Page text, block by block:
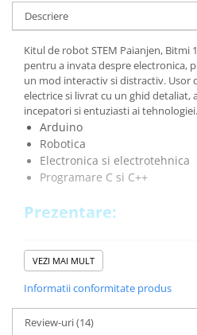
Lanterne de Cap
Lanterne de Mana
Lampi Solare
Proiectoare LED
Aeroterme
Auto
Roboti de Pornire Auto
Microscoape Biologice
Descriere
Kitul de robot STEM Paianjen, Bitmi
pentru a invata despre electronica,
un mod interactiv si distractiv. Usor
electrice si livrat cu un ghid detaliat,
incepatori si entuziasti ai tehnologiei.
Arduino
Robotica
Electronica si electrotehnica
Programare C si C++
Prezentare:
VEZI MAI MULT
Informatii conformitate produs
Review-uri(14)